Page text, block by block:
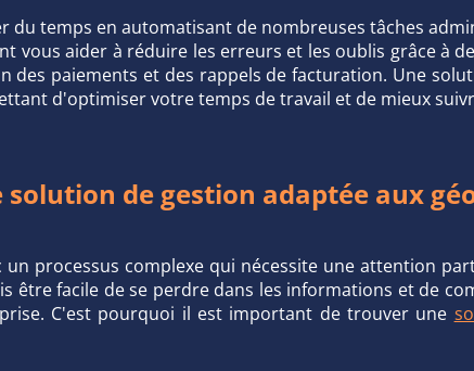
du temps en automatisant de nombreuses tâches
vous aider à réduire les erreurs et les oublis grâce à
des paiements et des rappels de facturation. Une
d'optimiser votre temps de travail et de mieux
solution de gestion adaptée aux
processus complexe qui nécessite une attention
être facile de se perdre dans les informations et de
C'est pourquoi il est important de trouver une